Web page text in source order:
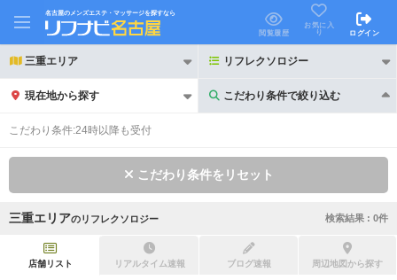
名古屋のメンズエステ・マッサージを探すなら
閲覧履歴
お気に入
り
ログイン
三重エリア リフレクソロジー
現在地から探す こだわり条件で絞り込む
こだわり条件で絞り込む
初回割引あり リピーター割引あり
こだわり条件:24時以降も受付
こだわり条件をリセット
三重エリアのリフレクソロジー 検索結果 : 0件
店舗リスト リアルタイム速報 ブログ速報 周辺地図から探す